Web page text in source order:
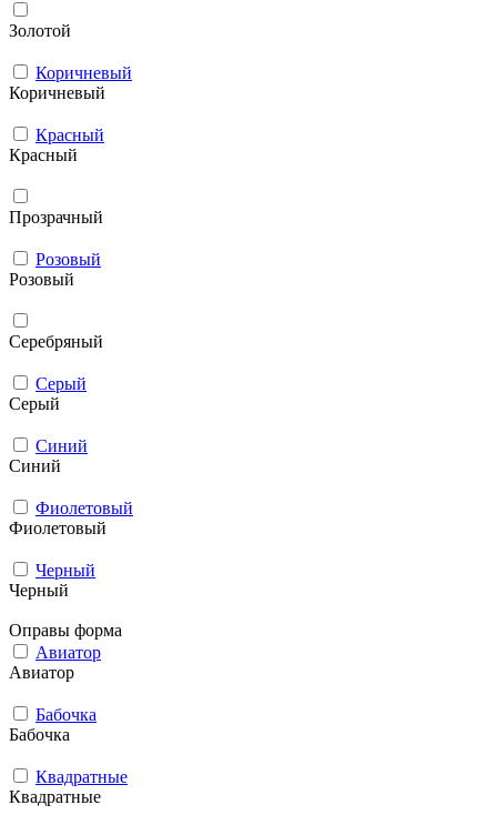
Золотой
Коричневый
Коричневый
Красный
Красный
Прозрачный
Розовый
Розовый
Серебряный
Серый
Серый
Синий
Синий
Фиолетовый
Фиолетовый
Черный
Черный
Оправы форма
Авиатор
Авиатор
Бабочка
Бабочка
Квадратные
Квадратные